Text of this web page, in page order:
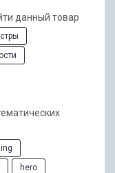
данный товар
hero